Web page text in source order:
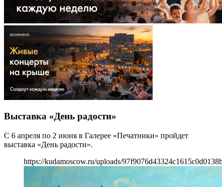
Выставка «День радости»
С 6 апреля по 2 июня в Галерее «Печатники» пройдет
выставка «День радости».
https://kudamoscow.ru/uploads/